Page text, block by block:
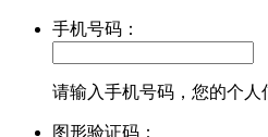
手机号码：
请输入手机号码，您的个
图形验证码：